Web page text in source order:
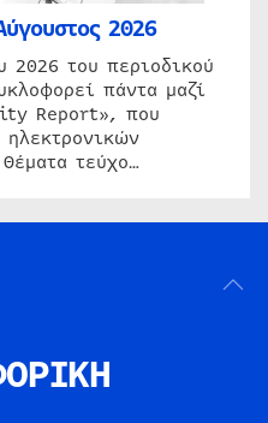
2026
2026 του περιοδικού
πάντα μαζί
Report», που
τεύχο…